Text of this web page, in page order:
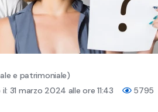
e patrimoniale)
31 marzo 2024 alle ore 11:43 5795